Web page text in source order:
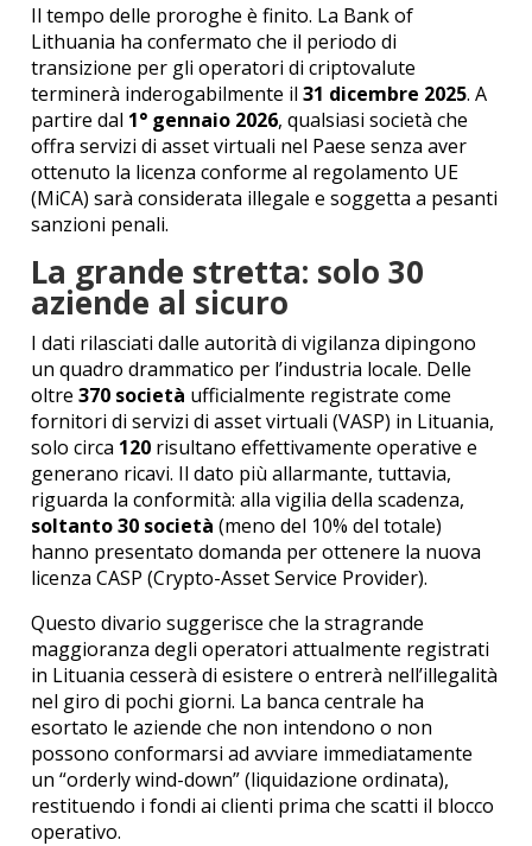
Il tempo delle proroghe è finito. La Bank of
Lithuania ha confermato che il periodo di
transizione per gli operatori di criptovalute
terminerà inderogabilmente il31 dicembre 2025. A
partire dal 1° gennaio 2026, qualsiasi società che
offra servizi di asset virtuali nel Paese senza aver
ottenuto la licenza conforme al regolamento UE
(MiCA) sarà considerata illegale e soggetta a pesanti
sanzioni penali.
La grande stretta: solo 30
aziende al sicuro
I dati rilasciati dalle autorità di vigilanza dipingono
un quadro drammatico per l’industria locale. Delle
oltre370 società ufficialmente registrate come
fornitori di servizi di asset virtuali (VASP) in Lituania,
solo circa 120 risultano effettivamente operative e
generano ricavi. Il dato più allarmante, tuttavia,
riguarda la conformità: alla vigilia della scadenza,
soltanto 30 società (meno del 10% del totale)
hanno presentato domanda per ottenere la nuova
licenza CASP (Crypto-Asset Service Provider).
Questo divario suggerisce che la stragrande
maggioranza degli operatori attualmente registrati
in Lituania cesserà di esistere o entrerà nell’illegalità
nel giro di pochi giorni. La banca centrale ha
esortato le aziende che non intendono o non
possono conformarsi ad avviare immediatamente
un “orderly wind-down” (liquidazione ordinata),
restituendo i fondi ai clienti prima che scatti il blocco
operativo.